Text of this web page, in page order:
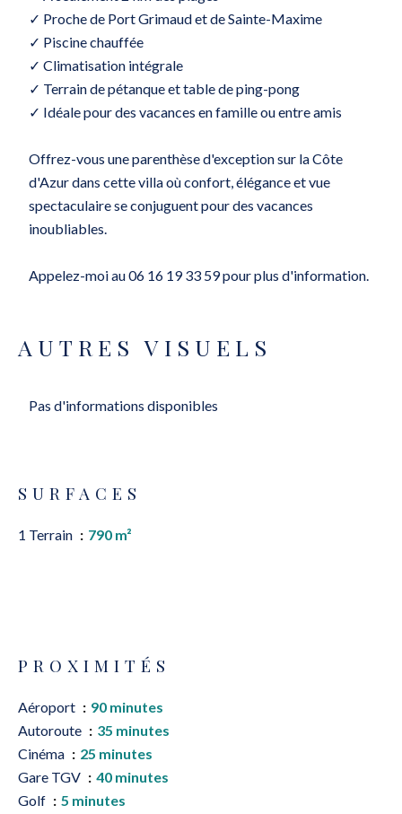
✓ Proche de Port Grimaud et de Sainte-Maxime
✓ Piscine chauffée
✓ Climatisation intégrale
✓ Terrain de pétanque et table de ping-pong
✓ Idéale pour des vacances en famille ou entre amis
Offrez-vous une parenthèse d'exception sur la Côte
d'Azur dans cette villa où confort, élégance et vue
spectaculaire se conjuguent pour des vacances
inoubliables.
Appelez-moi au 06 16 19 33 59 pour plus d'information.
AUTRES VISUELS
Pas d'informations disponibles
SURFACES
1 Terrain 790 m²
PROXIMITÉS
Aéroport
90 minutes
Autoroute
35 minutes
Cinéma
25 minutes
Gare TGV
40 minutes
Golf
5 minutes